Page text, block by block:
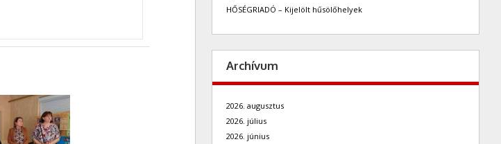
HŐSÉGRIADÓ – Kijelölt hűsölőhelyek
Archívum
2026. augusztus
2026. július
2026. június